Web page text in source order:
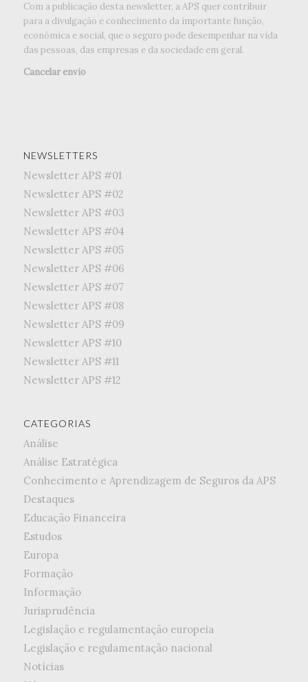
Com a publicação desta newsletter, a APS quer contribuir
para a divulgação e conhecimento da importante função,
económica e social, que o seguro pode desempenhar na vida
das pessoas, das empresas e da sociedade em geral.
Cancelar envio
NEWSLETTERS
Newsletter APS #01
Newsletter APS #02
Newsletter APS #03
Newsletter APS #04
Newsletter APS #05
Newsletter APS #06
Newsletter APS #07
Newsletter APS #08
Newsletter APS #09
Newsletter APS #10
Newsletter APS #11
Newsletter APS #12
CATEGORIAS
Análise
Análise Estratégica
Conhecimento e Aprendizagem de Seguros da APS
Destaques
Educação Financeira
Estudos
Europa
Formação
Informação
Jurisprudência
Legislação e regulamentação europeia
Legislação e regulamentação nacional
Notícias